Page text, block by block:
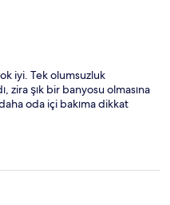
iyi. Tek olumsuzluk
zira şık bir banyosu olmasına
oda içi bakıma dikkat